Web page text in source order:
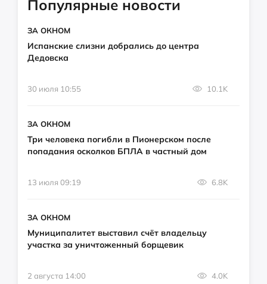
Популярные новости
ЗА ОКНОМ
Испанские слизни добрались до центра
Дедовска
30 июля 10:55 10.1K
ЗА ОКНОМ
Три человека погибли в Пионерском после
попадания осколков БПЛА в частный дом
13 июля 09:19 6.8K
ЗА ОКНОМ
Муниципалитет выставил счёт владельцу
участка за уничтоженный борщевик
2 августа 14:00 4.0K